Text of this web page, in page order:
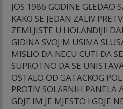
JOS 1986 GODINE GLEDAO
KAKO SE JEDAN ZALIV
ZEMLJISTE U HOLANDIJI!
GIDINA SVOJIM USIMA
MISLIO DA NECU CUTI DA
SUPROTNO DA SE
OSTALO OD GATACKOG
PROTIV SOLARNIH PANELA
GDJE IM JE MJESTO I GDJE